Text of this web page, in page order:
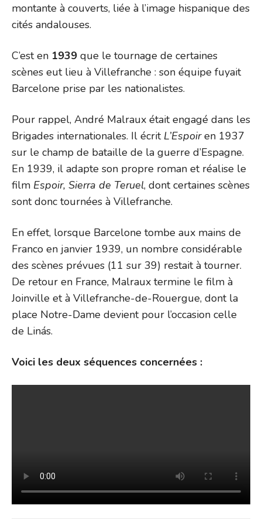
montante à couverts, liée à l’image hispanique des
cités andalouses.
C’est en 1939 que le tournage de certaines
scènes eut lieu à Villefranche : son équipe fuyait
Barcelone prise par les nationalistes.
Pour rappel, André Malraux était engagé dans les
Brigades internationales. Il écrit L’Espoiren 1937
sur le champ de bataille de la guerre d’Espagne.
En 1939, il adapte son propre roman et réalise le
film Espoir, Sierra de Teruel, dont certaines scènes
sont donc tournées à Villefranche.
En effet, lorsque Barcelone tombe aux mains de
Franco en janvier 1939, un nombre considérable
des scènes prévues (11 sur 39) restait à tourner.
De retour en France, Malraux termine le film à
Joinville et à Villefranche-de-Rouergue, dont la
place Notre-Dame devient pour l’occasion celle
de Linás.
Voici les deux séquences concernées :